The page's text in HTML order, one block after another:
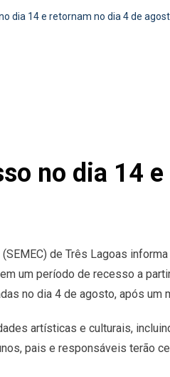
dia 14 e retornam no dia 4 de
no dia 14
de Três Lagoas
um período de recesso a
no dia 4 de agosto, após um
artísticas e culturais,
pais e responsáveis terão